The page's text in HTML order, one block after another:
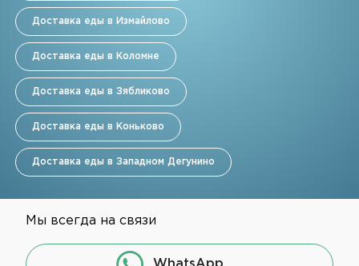
Доставка еды в Измайлово
Доставка еды в Коломне
Доставка еды в Зябликово
Доставка еды в Коньково
Доставка еды в Западном Дегунино
Мы всегда на связи